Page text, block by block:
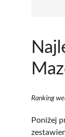
Ranking
Poniżej